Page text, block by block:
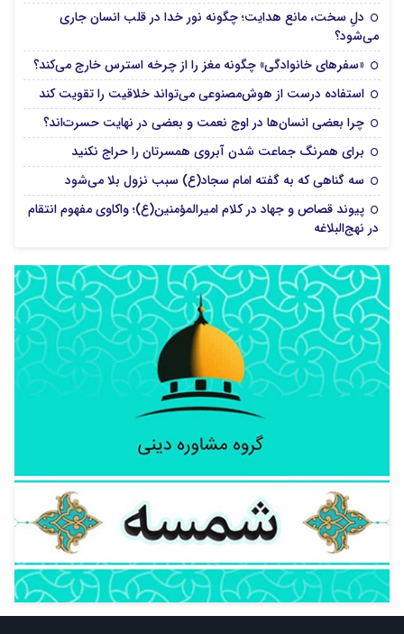
دلِ سخت، مانع هدایت؛ چگونه نور خدا در قلب انسان جاری
می‌شود؟
«سفرهای خانوادگی» چگونه مغز را از چرخه استرس خارج می‌کند؟
استفاده درست از هوش‌مصنوعی می‌تواند خلاقیت را تقویت کند
چرا بعضی انسان‌ها در اوج نعمت و بعضی در نهایت حسرت‌اند؟
برای همرنگ جماعت شدن آبروی همسرتان را حراج نکنید
سه گناهی که به گفته امام سجاد(ع) سبب نزول بلا می‌شود
پیوند قصاص و جهاد در کلام امیرالمؤمنین(ع)؛ واکاوی مفهوم انتقام
در نهج‌البلاغه